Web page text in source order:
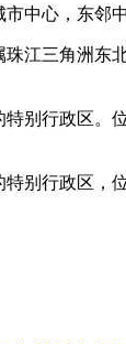
中心，东邻
江三角洲东
别行政区。
别行政区，